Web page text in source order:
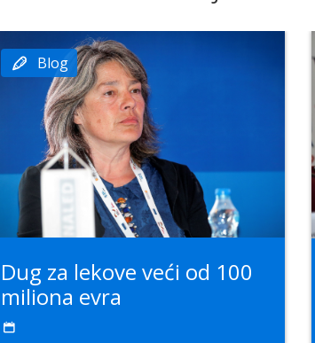
Blog
Dug za lekove veći od 100
miliona evra